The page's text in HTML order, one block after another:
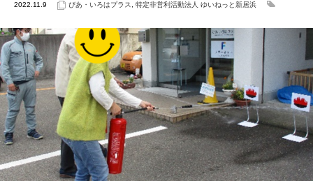
2022.11.9 ぴあ・いろはプラス 特定非営利活動法人 ゆいねっと新居浜